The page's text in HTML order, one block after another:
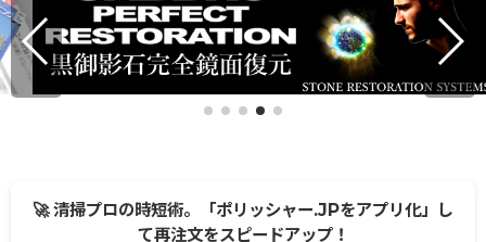
🚀 清掃プロの時短術。「ポリッシャー.JPをアプリ化」し
て再注文をスピードアップ！